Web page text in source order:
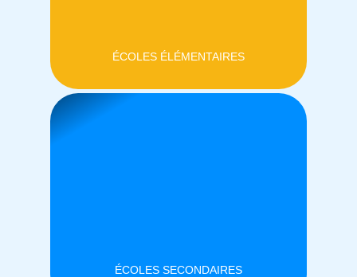
ÉCOLES ÉLÉMENTAIRES
ÉCOLES SECONDAIRES